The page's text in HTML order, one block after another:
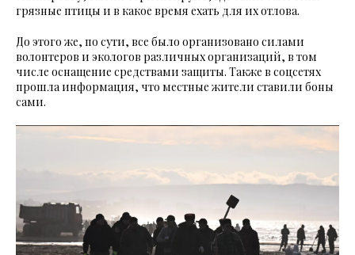
грязные птицы и в какое время ехать для их отлова.
До этого же, по сути, все было организовано силами
волонтеров и экологов различных организаций, в том
числе оснащение средствами защиты. Также в соцсетях
прошла информация, что местные жители ставили боны
сами.